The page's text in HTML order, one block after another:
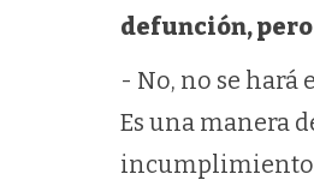
defunción,
- No, no se hará
Es una manera
incumplimientos